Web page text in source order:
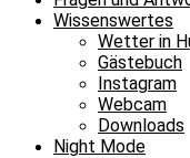
Wissenswertes
Wetter in
Gästebuch
Instagram
Webcam
Downloads
Night Mode